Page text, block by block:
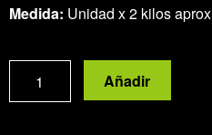
Medida: Unidad x 2 kilos aprox
Kabutia
Añadir